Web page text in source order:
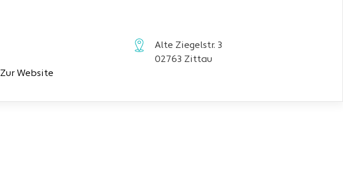
Alte Ziegelstr. 3
02763 Zittau
Zur Website